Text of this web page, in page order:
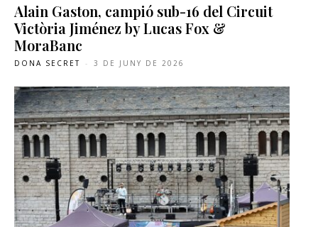
Alain Gaston, campió sub-16 del Circuit
Victòria Jiménez by Lucas Fox &
MoraBanc
DONA SECRET - 3 DE JUNY DE 2026